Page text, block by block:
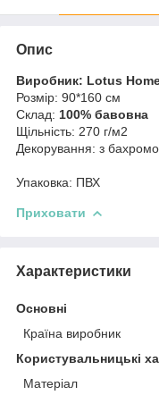
Опис
Виробник: Lotus
Розмір: 90*160 см
Склад: 100% бавовна
Щільність: 270 г/м2
Декорування: з
Упаковка: ПВХ
Приховати
Характеристики
Основні
Країна виробник
Користувальницькі
Матеріал